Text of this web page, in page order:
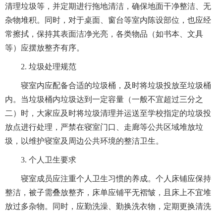
清理垃圾等，并定期进行拖地清洁，确保地面干净整洁、无
杂物堆积。同时，对于桌面、窗台等室内陈设部位，也应经
常擦拭，保持其表面洁净光亮，各类物品（如书本、文具
等）应摆放整齐有序。
2. 垃圾处理规范
寝室内应配备合适的垃圾桶，及时将垃圾投放至垃圾桶
内。当垃圾桶内垃圾达到一定容量（一般不宜超过三分之
二）时，大家应及时将垃圾清理并运送至学校指定的垃圾投
放点进行处理，严禁在寝室门口、走廊等公共区域堆放垃
圾，以维护寝室及周边公共环境的整洁卫生。
3. 个人卫生要求
寝室成员应注重个人卫生习惯的养成。个人床铺应保持
整洁，被子需叠放整齐，床单应铺平无褶皱，且床上不宜堆
放过多杂物。同时，应勤洗澡、勤换洗衣物，定期更换清洗